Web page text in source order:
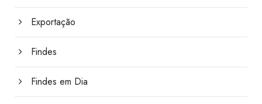
Exportação
Findes
Findes em Dia